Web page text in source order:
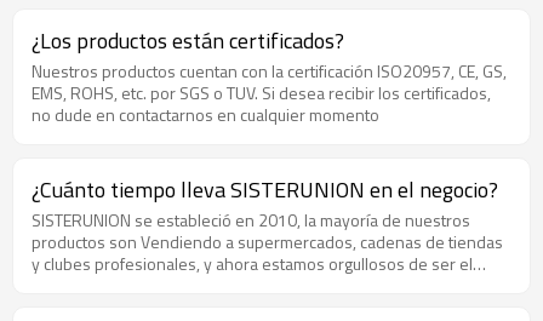
¿Los productos están certificados?
Nuestros productos cuentan con la certificación ISO20957, CE, GS,
EMS, ROHS, etc. por SGS o TUV. Si desea recibir los certificados,
no dude en contactarnos en cualquier momento
¿Cuánto tiempo lleva SISTERUNION en el negocio?
SISTERUNION se estableció en 2010, la mayoría de nuestros
productos son Vendiendo a supermercados, cadenas de tiendas
y clubes profesionales, y ahora estamos orgullosos de ser el